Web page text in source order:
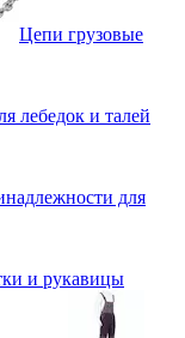
Цепи грузовые
лебедок и талей
для
и рукавицы